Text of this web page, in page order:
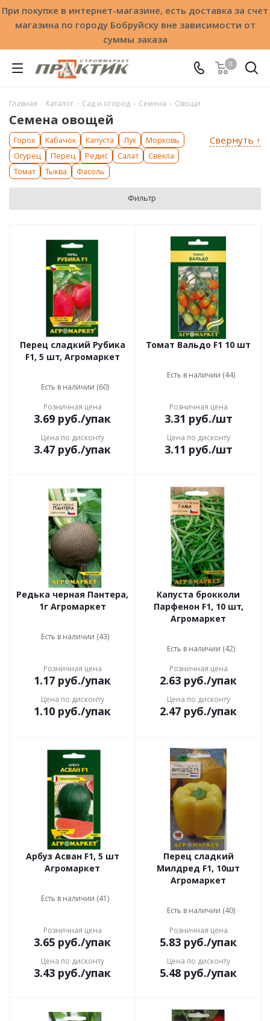
При покупке в интернет-магазине, есть доставка за счет
магазина по городу Бобруйску вне зависимости от
суммы заказа
0
Главная - Каталог - Сад и огород - Семена - Овощи
Семена овощей
Свернуть ↑
Горох Кабачок Капуста Лук
Морковь
Огурец
Перец Редис Салат
Свёкла
Томат
Тыква Фасоль
Фильтр
Перец сладкий Рубика
F1, 5 шт, Агромаркет
Есть в наличии (60)
Розничная цена
3.69 руб./упак
Цена по дисконту
3.47 руб./упак
Томат Вальдо F1 10 шт
Есть в наличии (44)
Розничная цена
3.31 руб./шт
Цена по дисконту
3.11 руб./шт
Редька черная Пантера,
1г Агромаркет
Есть в наличии (43)
Розничная цена
1.17 руб./упак
Цена по дисконту
1.10 руб./упак
Капуста брокколи
Парфенон F1, 10 шт,
Агромаркет
Есть в наличии (42)
Розничная цена
2.63 руб./упак
Цена по дисконту
2.47 руб./упак
Арбуз Асван F1, 5 шт
Агромаркет
Есть в наличии (41)
Розничная цена
3.65 руб./упак
Цена по дисконту
3.43 руб./упак
Перец сладкий
Милдред F1, 10шт
Агромаркет
Есть в наличии (40)
Розничная цена
5.83 руб./упак
Цена по дисконту
5.48 руб./упак